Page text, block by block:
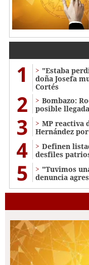
1
"Estaba
doña Josefa
Cortés
2
Bombazo:
posible
3
MP reactiva
Hernández
4
Definen
desfiles
5
"Tuvimos
denuncia